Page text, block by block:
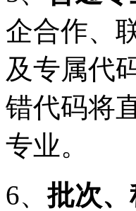
企合作、
及专属代
错代码将
专业。
6、批次